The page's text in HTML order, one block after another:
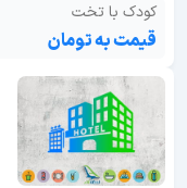
کودک با تخت
قیمت به تومان